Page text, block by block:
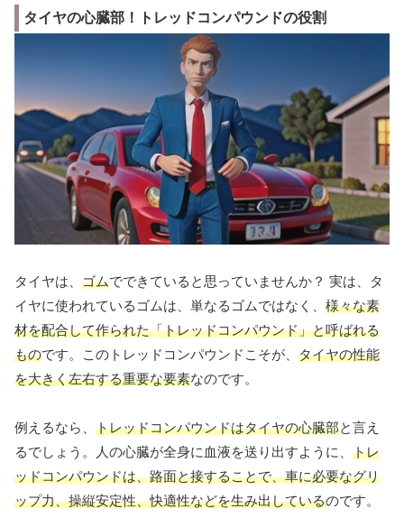
タイヤの心臓部！トレッドコンパウンドの役割
タイヤは、 ゴムでできていると思っていませんか？ 実は、タ
イヤに使われているゴムは、単なるゴムではなく、 様々な素
材を配合して作られた「トレッドコンパウンド」と呼ばれる
ものです。このトレッドコンパウンドこそが、 タイヤの性能
を大きく左右する重要な要素なのです。
例えるなら、 トレッドコンパウンドはタイヤの心臓部と言え
るでしょう。人の心臓が全身に血液を送り出すように、 トレ
ッドコンパウンドは、路面と接することで、車に必要なグリ
ップ力、操縦安定性、快適性などを生み出しているのです。